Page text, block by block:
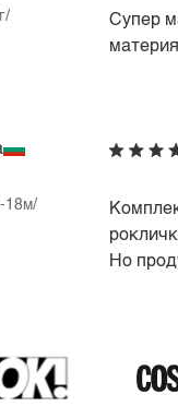
Супер
18м/
Но